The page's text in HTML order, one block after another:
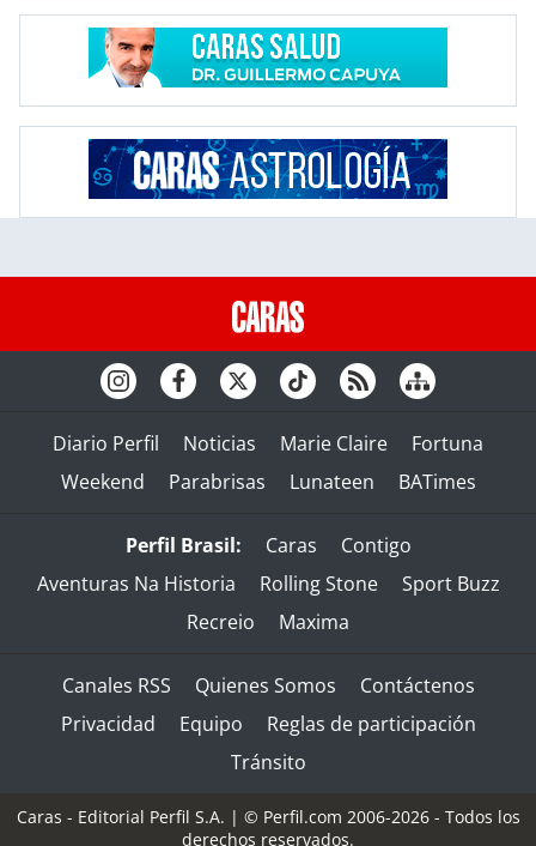
Diario Perfil Noticias Marie Claire
Fortuna
Weekend
Parabrisas Lunateen BATimes
Perfil Brasil: Caras
Contigo
Aventuras Na Historia
Rolling Stone
Sport Buzz
Recreio
Maxima
Canales RSS Quienes Somos
Contáctenos
Privacidad
Equipo
Reglas de participación
Tránsito
Caras - Editorial Perfil S.A. | © Perfil.com 2006-2026 - Todos los
derechos reservados.